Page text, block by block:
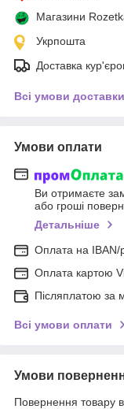
Магазини
Укрпошта
Доставка
Всі умови доставки
Умови оплати
Ви отримаєте
або гроші
Детальніше
Оплата на IBAN/
Оплата картою
Післяплатою за
Всі умови оплати
Умови
Повернення товару